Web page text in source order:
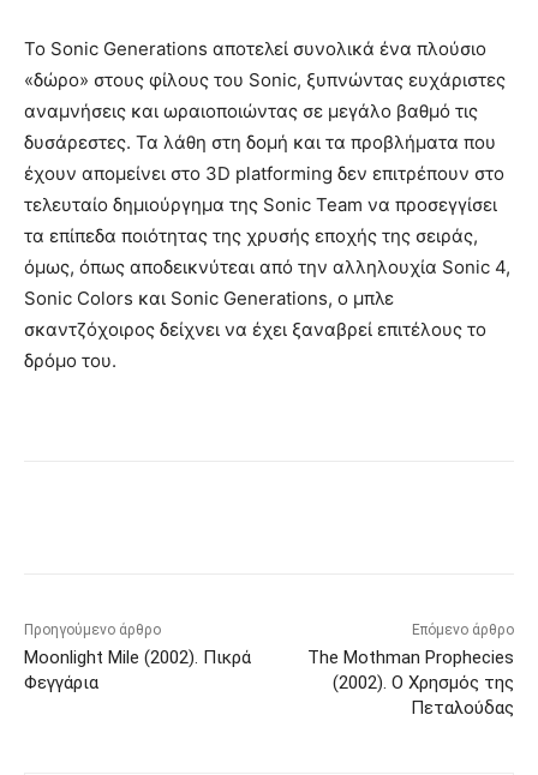
Το Sonic Generations αποτελεί συνολικά ένα πλούσιο
«δώρο» στους φίλους του Sonic, ξυπνώντας ευχάριστες
αναμνήσεις και ωραιοποιώντας σε μεγάλο βαθμό τις
δυσάρεστες. Τα λάθη στη δομή και τα προβλήματα που
έχουν απομείνει στο 3D platforming δεν επιτρέπουν στο
τελευταίο δημιούργημα της Sonic Team να προσεγγίσει
τα επίπεδα ποιότητας της χρυσής εποχής της σειράς,
όμως, όπως αποδεικνύτεαι από την αλληλουχία Sonic 4,
Sonic Colors και Sonic Generations, ο μπλε
σκαντζόχοιρος δείχνει να έχει ξαναβρεί επιτέλους το
δρόμο του.
Προηγούμενο άρθρο
Moonlight Mile (2002). Πικρά
Φεγγάρια
Επόμενο άρθρο
The Mothman Prophecies
(2002). Ο Χρησμός της
Πεταλούδας